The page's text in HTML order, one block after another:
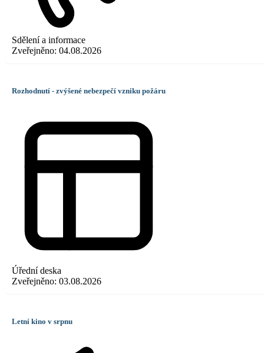
Sdělení a informace
Zveřejněno: 04.08.2026
Rozhodnutí - zvýšené nebezpečí vzniku požáru
Úřední deska
Zveřejněno: 03.08.2026
Letní kino v srpnu